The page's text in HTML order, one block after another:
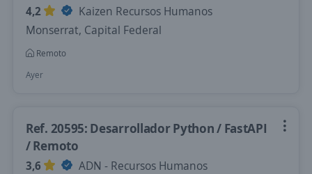
4,2
Kaizen Recursos Humanos
Monserrat, Capital Federal
Remoto
Ayer
Ref. 20595: Desarrollador Python / FastAPI
/ Remoto
3,6
ADN - Recursos Humanos